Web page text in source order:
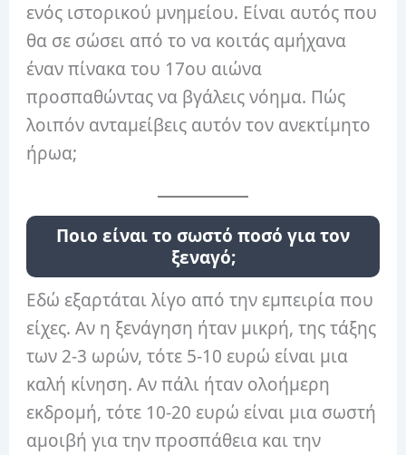
ενός ιστορικού μνημείου. Είναι αυτός που
θα σε σώσει από το να κοιτάς αμήχανα
έναν πίνακα του 17ου αιώνα
προσπαθώντας να βγάλεις νόημα. Πώς
λοιπόν ανταμείβεις αυτόν τον ανεκτίμητο
ήρωα;
Ποιο είναι το σωστό ποσό για τον
ξεναγό;
Εδώ εξαρτάται λίγο από την εμπειρία που
είχες. Αν η ξενάγηση ήταν μικρή, της τάξης
των 2-3 ωρών, τότε 5-10 ευρώ είναι μια
καλή κίνηση. Αν πάλι ήταν ολοήμερη
εκδρομή, τότε 10-20 ευρώ είναι μια σωστή
αμοιβή για την προσπάθεια και την